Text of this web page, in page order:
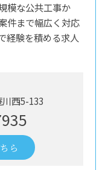
模な公共工事か
件まで幅広く対応
経験を積める求人
西5-133
ら